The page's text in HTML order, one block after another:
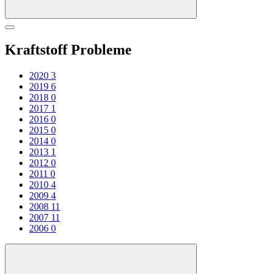
Kraftstoff Probleme
2020 3
2019 6
2018 0
2017 1
2016 0
2015 0
2014 0
2013 1
2012 0
2011 0
2010 4
2009 4
2008 11
2007 11
2006 0